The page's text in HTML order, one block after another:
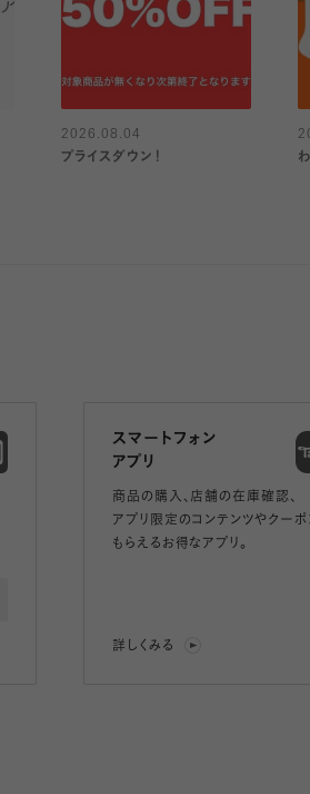
2026.08.04
プライスダウン！
スマートフォン
アプリ
商品の購入、店舗の在庫確認、
アプリ限定のコンテンツやクーポ
もらえるお得なアプリ。
詳しくみる